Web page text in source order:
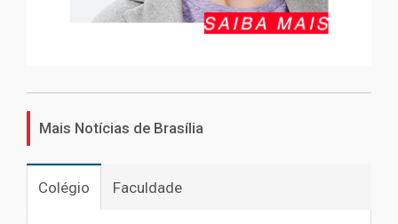
Mais Notícias de Brasília
Colégio Faculdade